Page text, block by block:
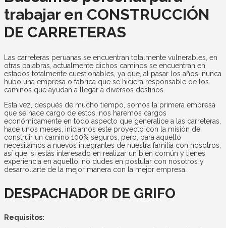
trabajar en CONSTRUCCIÓN
DE CARRETERAS
Las carreteras peruanas se encuentran totalmente vulnerables, en
otras palabras, actualmente dichos caminos se encuentran en
estados totalmente cuestionables, ya que, al pasar los años, nunca
hubo una empresa o fábrica que se hiciera responsable de los
caminos que ayudan a llegar a diversos destinos.
Esta vez, después de mucho tiempo, somos la primera empresa
que se hace cargo de estos, nos haremos cargos
económicamente en todo aspecto que generalice a las carreteras,
hace unos meses, iniciamos este proyecto con la misión de
construir un camino 100% seguros, pero, para aquello
necesitamos a nuevos integrantes de nuestra familia con nosotros,
así que, si estás interesado en realizar un bien común y tienes
experiencia en aquello, no dudes en postular con nosotros y
desarrollarte de la mejor manera con la mejor empresa.
DESPACHADOR DE GRIFO
Requisitos: